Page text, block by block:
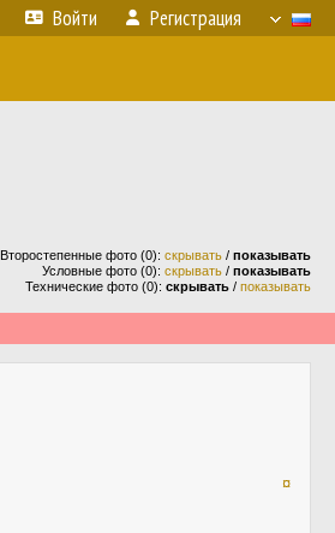
Войти Регистрация
Второстепенные фото (0): скрывать / показывать
Условные фото (0): скрывать / показывать
Технические фото (0): скрывать / показывать
¤